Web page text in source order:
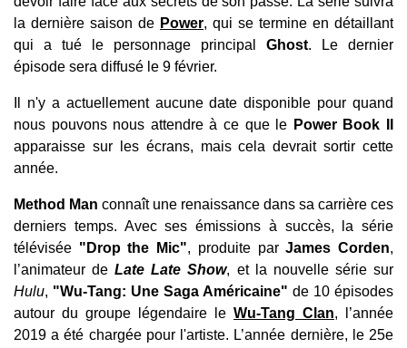
la dernière saison de Power, qui se termine en détaillant
qui a tué le personnage principal Ghost. Le dernier
épisode sera diffusé le 9 février.
Il n'y a actuellement aucune date disponible pour quand
nous pouvons nous attendre à ce que le Power Book II
apparaisse sur les écrans, mais cela devrait sortir cette
année.
Method Man connaît une renaissance dans sa carrière ces
derniers temps. Avec ses émissions à succès, la série
télévisée "Drop the Mic", produite parJames Corden,
l’animateur deLate Late Show, et la nouvelle série sur
Hulu, "Wu-Tang: Une Saga Américaine" de 10 épisodes
autour du groupe légendaire le Wu-Tang Clan, l’année
2019 a été chargée pour l'artiste. L’année dernière, le 25e